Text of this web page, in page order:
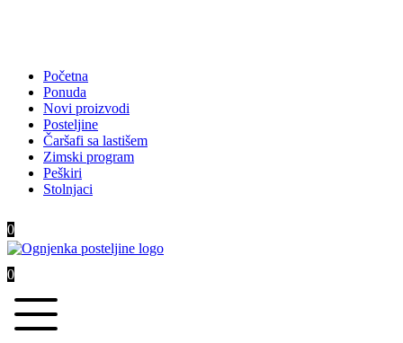
Početna
Ponuda
Novi proizvodi
Posteljine
Čaršafi sa lastišem
Zimski program
Peškiri
Stolnjaci
0
0